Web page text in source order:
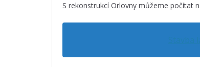
S rekonstrukcí Orlovny můžeme počítat